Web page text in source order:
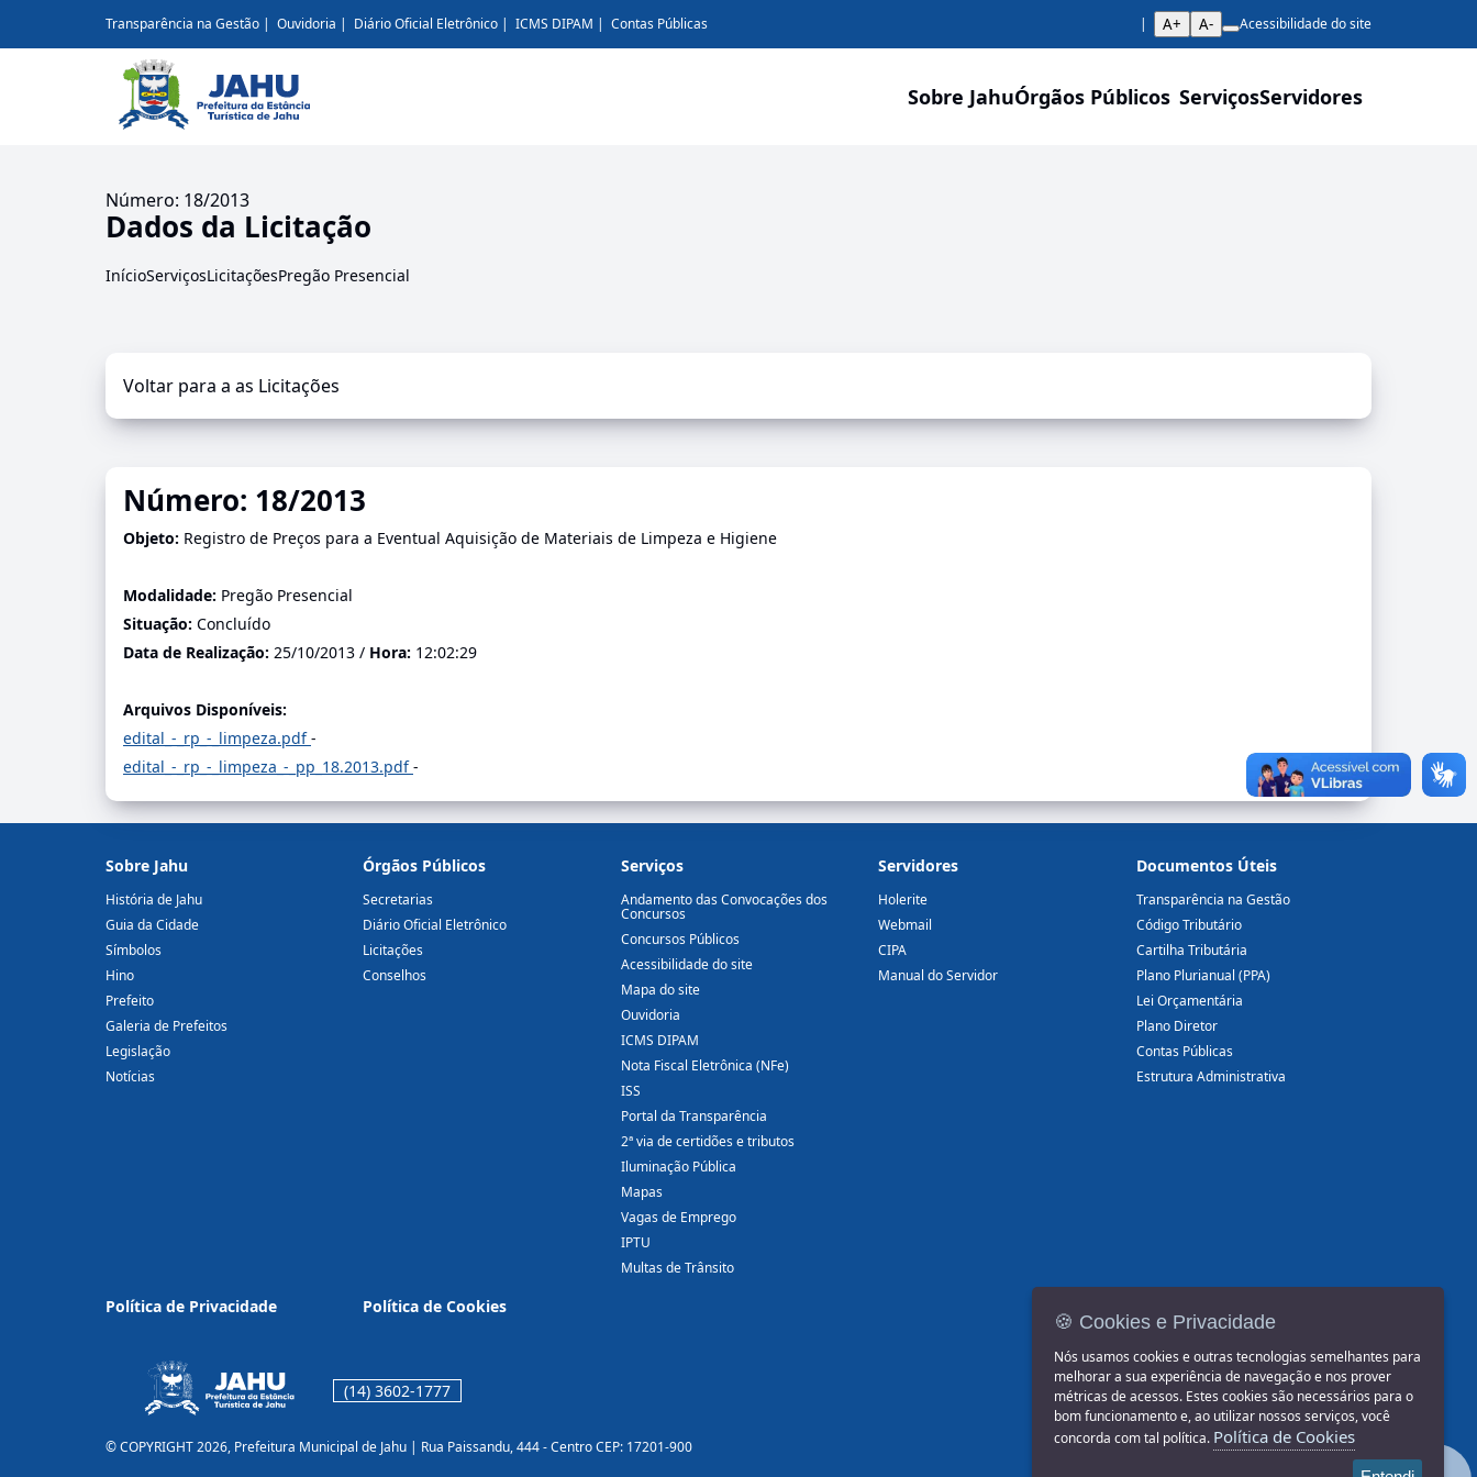
Transparência na Gestão Ouvidoria Diário Oficial Eletrônico ICMS DIPAM Contas Públicas A+ A- Acessibilidade do site
Sobre JahuÓrgãos Públicos ServiçosServidores
Número: 18/2013
Dados da Licitação
InícioServiçosLicitaçõesPregão Presencial
Voltar para a as Licitações
Número: 18/2013
Objeto: Registro de Preços para a Eventual Aquisição de Materiais de Limpeza e Higiene
Modalidade: Pregão Presencial
Situação: Concluído
Data de Realização: 25/10/2013 / Hora: 12:02:29
Arquivos Disponíveis:
edital_-_rp_-_limpeza.pdf-
edital_-_rp_-_limpeza_-_pp_18.2013.pdf-
Sobre Jahu
História de Jahu
Guia da Cidade
Símbolos
Hino
Prefeito
Galeria de Prefeitos
Legislação
Notícias
Órgãos Públicos
Secretarias
Diário Oficial Eletrônico
Licitações
Conselhos
Serviços
Andamento das Convocações dos
Concursos
Concursos Públicos
Acessibilidade do site
Mapa do site
Ouvidoria
ICMS DIPAM
Nota Fiscal Eletrônica (NFe)
ISS
Portal da Transparência
2ª via de certidões e tributos
Iluminação Pública
Mapas
Vagas de Emprego
IPTU
Multas de Trânsito
Servidores
Holerite
Webmail
CIPA
Manual do Servidor
Documentos Úteis
Transparência na Gestão
Código Tributário
Cartilha Tributária
Plano Plurianual (PPA)
Lei Orçamentária
Plano Diretor
Contas Públicas
Estrutura Administrativa
Política de Privacidade Política de Cookies
(14) 3602-1777
© COPYRIGHT 2026, Prefeitura Municipal de Jahu | Rua Paissandu, 444 - Centro CEP: 17201-900
🍪 Cookies e Privacidade
Nós usamos cookies e outras tecnologias semelhantes para
melhorar a sua experiência de navegação e nos prover
métricas de acessos. Estes cookies são necessários para o
bom funcionamento e, ao utilizar nossos serviços, você
concorda com tal política. Política de Cookies